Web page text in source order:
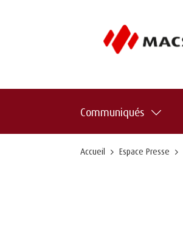
Communiqués
Accueil Espace Presse